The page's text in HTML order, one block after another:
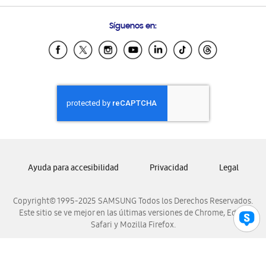
Samsung Ecuador
Samsung El Salvador
Samsung Honduras
Samsung Nicaragua
Samsung Panamá
Samsung Venezuela
Síguenos en:
Copyright© 1995-2025 SAMSUNG Todos los Derechos Reservados.
Este sitio se ve mejor en las últimas versiones de Chrome, Edge,
Safari y Mozilla Firefox.
Ayuda para accesibilidad Privacidad Legal